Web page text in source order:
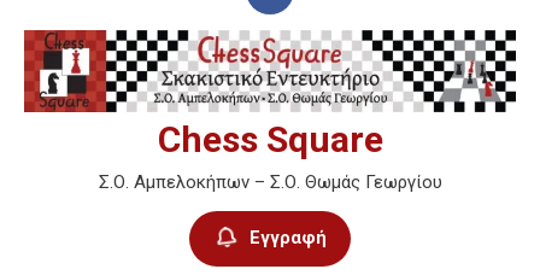
Chess Square
Σ.Ο. Αμπελοκήπων – Σ.Ο. Θωμάς Γεωργίου
Εγγραφή